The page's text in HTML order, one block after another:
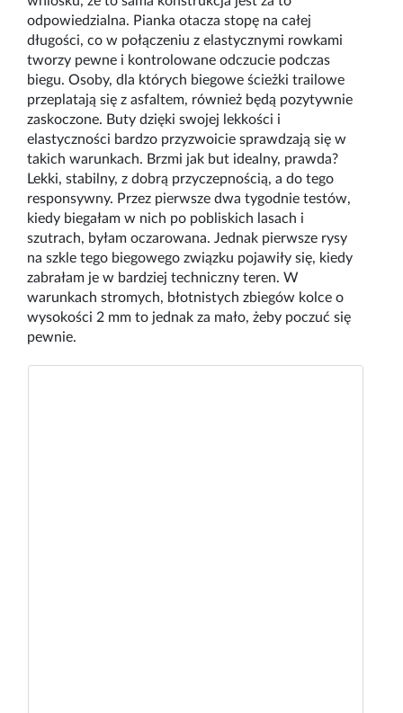
odpowiedzialna. Pianka otacza stopę na całej
długości, co w połączeniu z elastycznymi rowkami
tworzy pewne i kontrolowane odczucie podczas
biegu. Osoby, dla których biegowe ścieżki trailowe
przeplatają się z asfaltem, również będą pozytywnie
zaskoczone. Buty dzięki swojej lekkości i
elastyczności bardzo przyzwoicie sprawdzają się w
takich warunkach. Brzmi jak but idealny, prawda?
Lekki, stabilny, z dobrą przyczepnością, a do tego
responsywny. Przez pierwsze dwa tygodnie testów,
kiedy biegałam w nich po pobliskich lasach i
szutrach, byłam oczarowana. Jednak pierwsze rysy
na szkle tego biegowego związku pojawiły się, kiedy
zabrałam je w bardziej techniczny teren. W
warunkach stromych, błotnistych zbiegów kolce o
wysokości 2 mm to jednak za mało, żeby poczuć się
pewnie.